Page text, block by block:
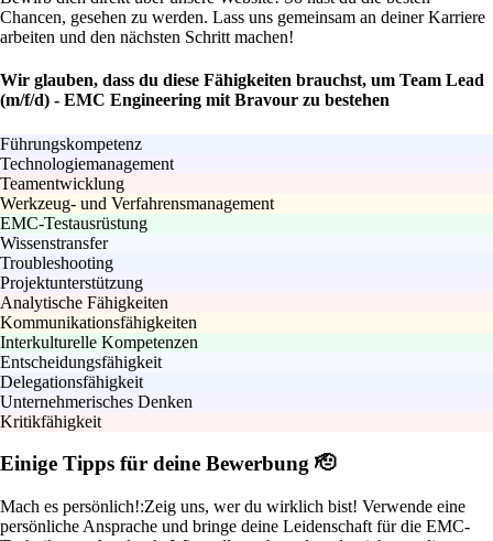
Chancen, gesehen zu werden. Lass uns gemeinsam an deiner Karriere
arbeiten und den nächsten Schritt machen!
Wir glauben, dass du diese Fähigkeiten brauchst, um Team Lead
(m/f/d) - EMC Engineering mit Bravour zu bestehen
Führungskompetenz
Technologiemanagement
Teamentwicklung
Werkzeug- und Verfahrensmanagement
EMC-Testausrüstung
Wissenstransfer
Troubleshooting
Projektunterstützung
Analytische Fähigkeiten
Kommunikationsfähigkeiten
Interkulturelle Kompetenzen
Entscheidungsfähigkeit
Delegationsfähigkeit
Unternehmerisches Denken
Kritikfähigkeit
Einige Tipps für deine Bewerbung 🫡
Mach es persönlich!:Zeig uns, wer du wirklich bist! Verwende eine
persönliche Ansprache und bringe deine Leidenschaft für die EMC-